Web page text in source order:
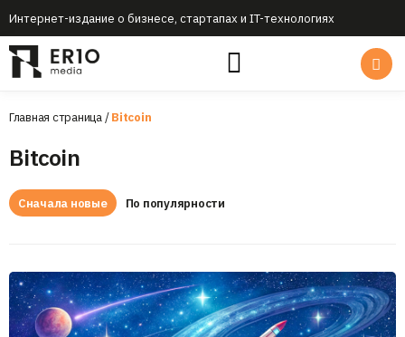
Интернет-издание о бизнесе, стартапах и IT-технологиях
Главная страница/Bitcoin
Bitcoin
Сначала новые По популярности